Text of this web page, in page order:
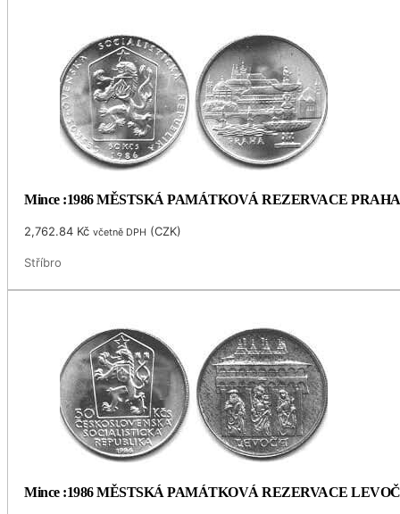
Mince :1986 MĚSTSKÁ PAMÁTKOVÁ REZERVACE PRAHA
2,762.84 Kč včetně DPH (CZK)
Stříbro
Mince :1986 MĚSTSKÁ PAMÁTKOVÁ REZERVACE